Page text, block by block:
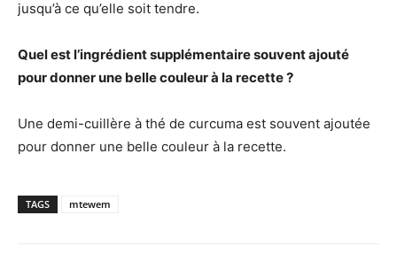
jusqu’à ce qu’elle soit tendre.
Quel est l’ingrédient supplémentaire souvent ajouté
pour donner une belle couleur à la recette ?
Une demi-cuillère à thé de curcuma est souvent ajoutée
pour donner une belle couleur à la recette.
TAGS mtewem